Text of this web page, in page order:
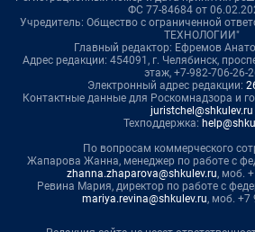
ФС 77-84684 от
Учредитель: Общество с ограниченной
ТЕХНОЛОГИИ"
Главный редактор: Ефремов
Адрес редакции: 454091, г. Челябинск,
этаж, +7-982-706-26-
Электронный адрес редакции:
Контактные данные для Роскомнадзора и
juristchel@shkulev.ru
Техподдержка:
По вопросам коммерческого
Жапарова Жанна, менеджер по работе с
zhanna.zhaparova@shkulev.ru, моб.
Ревина Мария, директор по работе с
mariya.revina@shkulev.ru, моб. +7